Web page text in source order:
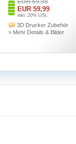
EUR 69,98
EUR 59,99
inkl. 20% USt.
3D Drucker Zubehör
> Mehr Details & Bilder